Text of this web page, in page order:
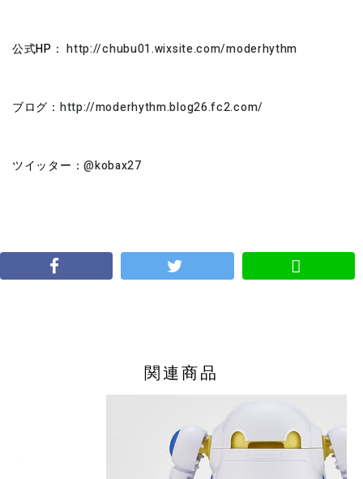
公式HP：http://chubu01.wixsite.com/moderhythm
ブログ： http://moderhythm.blog26.fc2.com/
ツイッター：@kobax27
関連商品